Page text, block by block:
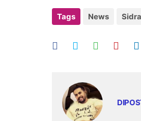
Tags News